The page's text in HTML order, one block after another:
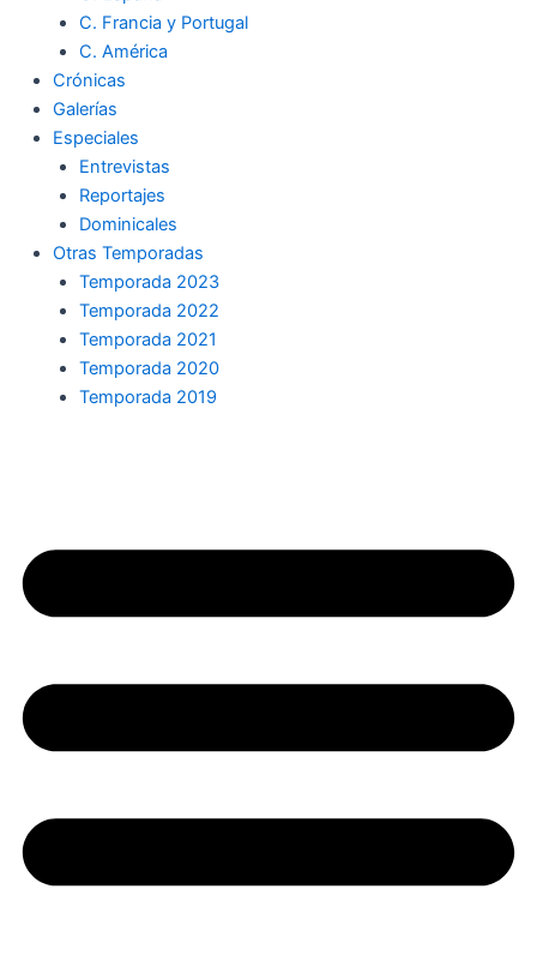
C. Francia y Portugal
C. América
Crónicas
Galerías
Especiales
Entrevistas
Reportajes
Dominicales
Otras Temporadas
Temporada 2023
Temporada 2022
Temporada 2021
Temporada 2020
Temporada 2019